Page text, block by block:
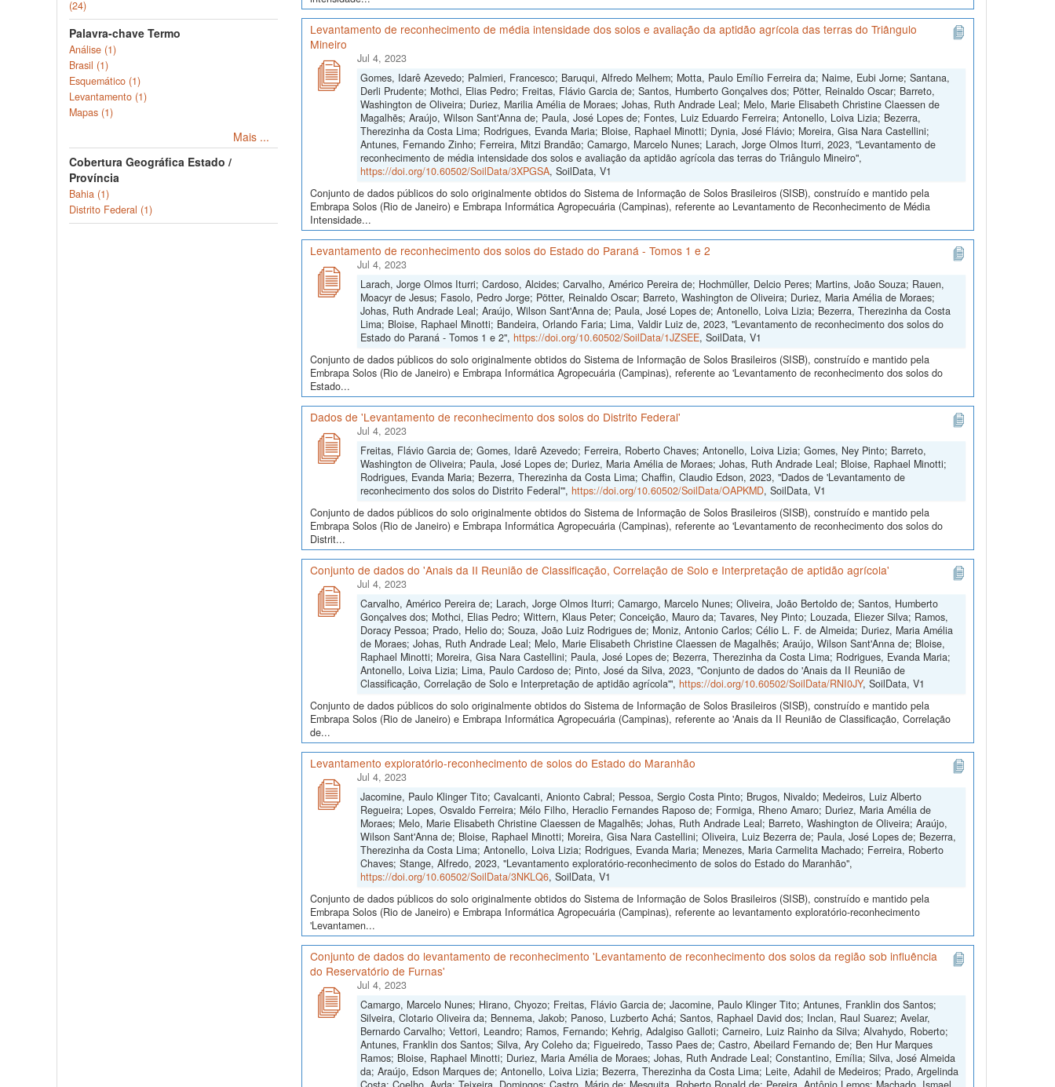
(24)
Palavra-chave Termo
Análise (1)
Brasil (1)
Esquemático (1)
Levantamento (1)
Mapas (1)
Mais ...
Cobertura Geográfica Estado /
Província
Bahia (1)
Distrito Federal (1)
Levantamento de reconhecimento de média intensidade dos solos e avaliação da aptidão agrícola das terras do Triângulo
Mineiro
Jul 4, 2023
Gomes, Idarê Azevedo; Palmieri, Francesco; Baruqui, Alfredo Melhem; Motta, Paulo Emílio Ferreira da; Naime, Eubi Jorne; Santana,
Derli Prudente; Mothci, Elias Pedro; Freitas, Flávio Garcia de; Santos, Humberto Gonçalves dos; Pötter, Reinaldo Oscar; Barreto,
Washington de Oliveira; Duriez, Marilia Amélia de Moraes; Johas, Ruth Andrade Leal; Melo, Marie Elisabeth Christine Claessen de
Magalhẽs; Araújo, Wilson Sant'Anna de; Paula, José Lopes de; Fontes, Luiz Eduardo Ferreira; Antonello, Loiva Lizia; Bezerra,
Therezinha da Costa Lima; Rodrigues, Evanda Maria; Bloise, Raphael Minotti; Dynia, José Flávio; Moreira, Gisa Nara Castellini;
Antunes, Fernando Zinho; Ferreira, Mitzi Brandão; Camargo, Marcelo Nunes; Larach, Jorge Olmos Iturri, 2023, "Levantamento de
reconhecimento de média intensidade dos solos e avaliação da aptidão agrícola das terras do Triângulo Mineiro",
https://doi.org/10.60502/SoilData/3XPGSA, SoilData, V1
Conjunto de dados públicos do solo originalmente obtidos do Sistema de Informação de Solos Brasileiros (SISB), construído e mantido pela
Embrapa Solos (Rio de Janeiro) e Embrapa Informática Agropecuária (Campinas), referente ao Levantamento de Reconhecimento de Média
Intensidade...
Levantamento de reconhecimento dos solos do Estado do Paraná - Tomos 1 e 2
Jul 4, 2023
Larach, Jorge Olmos Iturri; Cardoso, Alcides; Carvalho, Américo Pereira de; Hochmüller, Delcio Peres; Martins, João Souza; Rauen,
Moacyr de Jesus; Fasolo, Pedro Jorge; Pötter, Reinaldo Oscar; Barreto, Washington de Oliveira; Duriez, Maria Amélia de Moraes;
Johas, Ruth Andrade Leal; Araújo, Wilson Sant'Anna de; Paula, José Lopes de; Antonello, Loiva Lizia; Bezerra, Therezinha da Costa
Lima; Bloise, Raphael Minotti; Bandeira, Orlando Faria; Lima, Valdir Luiz de, 2023, "Levantamento de reconhecimento dos solos do
Estado do Paraná - Tomos 1 e 2", https://doi.org/10.60502/SoilData/1JZSEE, SoilData, V1
Conjunto de dados públicos do solo originalmente obtidos do Sistema de Informação de Solos Brasileiros (SISB), construído e mantido pela
Embrapa Solos (Rio de Janeiro) e Embrapa Informática Agropecuária (Campinas), referente ao 'Levantamento de reconhecimento dos solos do
Estado...
Dados de 'Levantamento de reconhecimento dos solos do Distrito Federal'
Jul 4, 2023
Freitas, Flávio Garcia de; Gomes, Idarê Azevedo; Ferreira, Roberto Chaves; Antonello, Loiva Lizia; Gomes, Ney Pinto; Barreto,
Washington de Oliveira; Paula, José Lopes de; Duriez, Maria Amélia de Moraes; Johas, Ruth Andrade Leal; Bloise, Raphael Minotti;
Rodrigues, Evanda Maria; Bezerra, Therezinha da Costa Lima; Chaffin, Claudio Edson, 2023, "Dados de 'Levantamento de
reconhecimento dos solos do Distrito Federal'", https://doi.org/10.60502/SoilData/OAPKMD, SoilData, V1
Conjunto de dados públicos do solo originalmente obtidos do Sistema de Informação de Solos Brasileiros (SISB), construído e mantido pela
Embrapa Solos (Rio de Janeiro) e Embrapa Informática Agropecuária (Campinas), referente ao 'Levantamento de reconhecimento dos solos do
Distrit...
Conjunto de dados do 'Anais da II Reunião de Classificação, Correlação de Solo e Interpretação de aptidão agrícola'
Jul 4, 2023
Carvalho, Américo Pereira de; Larach, Jorge Olmos Iturri; Camargo, Marcelo Nunes; Oliveira, João Bertoldo de; Santos, Humberto
Gonçalves dos; Mothci, Elias Pedro; Wittern, Klaus Peter; Conceição, Mauro da; Tavares, Ney Pinto; Louzada, Eliezer Silva; Ramos,
Doracy Pessoa; Prado, Helio do; Souza, João Luiz Rodrigues de; Moniz, Antonio Carlos; Célio L. F. de Almeida; Duriez, Maria Amélia
de Moraes; Johas, Ruth Andrade Leal; Melo, Marie Elisabeth Christine Claessen de Magalhẽs; Araújo, Wilson Sant'Anna de; Bloise,
Raphael Minotti; Moreira, Gisa Nara Castellini; Paula, José Lopes de; Bezerra, Therezinha da Costa Lima; Rodrigues, Evanda Maria;
Antonello, Loiva Lizia; Lima, Paulo Cardoso de; Pinto, José da Silva, 2023, "Conjunto de dados do 'Anais da II Reunião de
Classificação, Correlação de Solo e Interpretação de aptidão agrícola'", https://doi.org/10.60502/SoilData/RNI0JY, SoilData, V1
Conjunto de dados públicos do solo originalmente obtidos do Sistema de Informação de Solos Brasileiros (SISB), construído e mantido pela
Embrapa Solos (Rio de Janeiro) e Embrapa Informática Agropecuária (Campinas), referente ao 'Anais da II Reunião de Classificação, Correlação
de...
Levantamento exploratório-reconhecimento de solos do Estado do Maranhão
Jul 4, 2023
Jacomine, Paulo Klinger Tito; Cavalcanti, Anionto Cabral; Pessoa, Sergio Costa Pinto; Brugos, Nivaldo; Medeiros, Luiz Alberto
Regueira; Lopes, Osvaldo Ferreira; Mélo Filho, Heraclio Fernandes Raposo de; Formiga, Rheno Amaro; Duriez, Maria Amélia de
Moraes; Melo, Marie Elisabeth Christine Claessen de Magalhẽs; Johas, Ruth Andrade Leal; Barreto, Washington de Oliveira; Araújo,
Wilson Sant'Anna de; Bloise, Raphael Minotti; Moreira, Gisa Nara Castellini; Oliveira, Luiz Bezerra de; Paula, José Lopes de; Bezerra,
Therezinha da Costa Lima; Antonello, Loiva Lizia; Rodrigues, Evanda Maria; Menezes, Maria Carmelita Machado; Ferreira, Roberto
Chaves; Stange, Alfredo, 2023, "Levantamento exploratório-reconhecimento de solos do Estado do Maranhão",
https://doi.org/10.60502/SoilData/3NKLQ6, SoilData, V1
Conjunto de dados públicos do solo originalmente obtidos do Sistema de Informação de Solos Brasileiros (SISB), construído e mantido pela
Embrapa Solos (Rio de Janeiro) e Embrapa Informática Agropecuária (Campinas), referente ao levantamento exploratório-reconhecimento
'Levantamen...
Conjunto de dados do levantamento de reconhecimento 'Levantamento de reconhecimento dos solos da região sob influência
do Reservatório de Furnas'
Jul 4, 2023
Camargo, Marcelo Nunes; Hirano, Chyozo; Freitas, Flávio Garcia de; Jacomine, Paulo Klinger Tito; Antunes, Franklin dos Santos;
Silveira, Clotario Oliveira da; Bennema, Jakob; Panoso, Luzberto Achá; Santos, Raphael David dos; Inclan, Raul Suarez; Avelar,
Bernardo Carvalho; Vettori, Leandro; Ramos, Fernando; Kehrig, Adalgiso Galloti; Carneiro, Luiz Rainho da Silva; Alvahydo, Roberto;
Antunes, Franklin dos Santos; Silva, Ary Coleho da; Figueiredo, Tasso Paes de; Castro, Abeilard Fernando de; Ben Hur Marques
Ramos; Bloise, Raphael Minotti; Duriez, Maria Amélia de Moraes; Johas, Ruth Andrade Leal; Constantino, Emília; Silva, José Almeida
da; Araújo, Edson Marques de; Antonello, Loiva Lizia; Bezerra, Therezinha da Costa Lima; Leite, Adahil de Medeiros; Prado, Argelinda